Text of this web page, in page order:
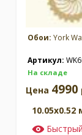
Обои: York
Артикул:
На складе
Цена 4990